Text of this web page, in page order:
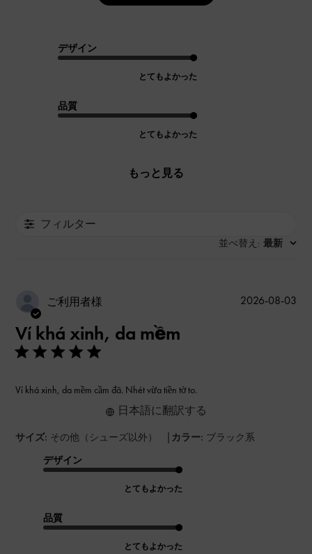
デザイン
とてもよかった
品質
とてもよかった
もっと見る
フィルター
並べ替え : 最新
ご利用者様
Ví khá xinh, da mềm
Ví khá xinh, da mềm cầm đã. Nhét vừa tiền tờ to.
サイズ: その他（シューズ以外） | カラー: ブラック系
デザイン
とてもよかった
品質
とてもよかった
日本語に翻訳する
公
2026-08-03